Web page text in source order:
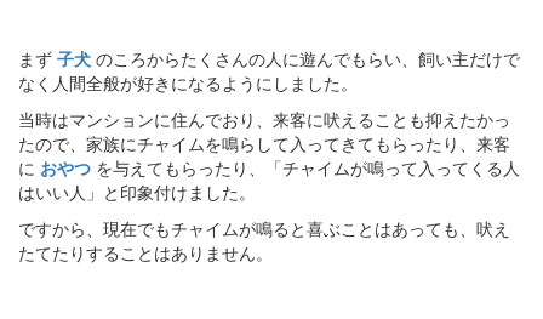
まず 子犬 のころからたくさんの人に遊んでもらい、飼い主だけで
なく人間全般が好きになるようにしました。
当時はマンションに住んでおり、来客に吠えることも抑えたかっ
たので、家族にチャイムを鳴らして入ってきてもらったり、来客
に おやつ を与えてもらったり、「チャイムが鳴って入ってくる人
はいい人」と印象付けました。
ですから、現在でもチャイムが鳴ると喜ぶことはあっても、吠え
たてたりすることはありません。